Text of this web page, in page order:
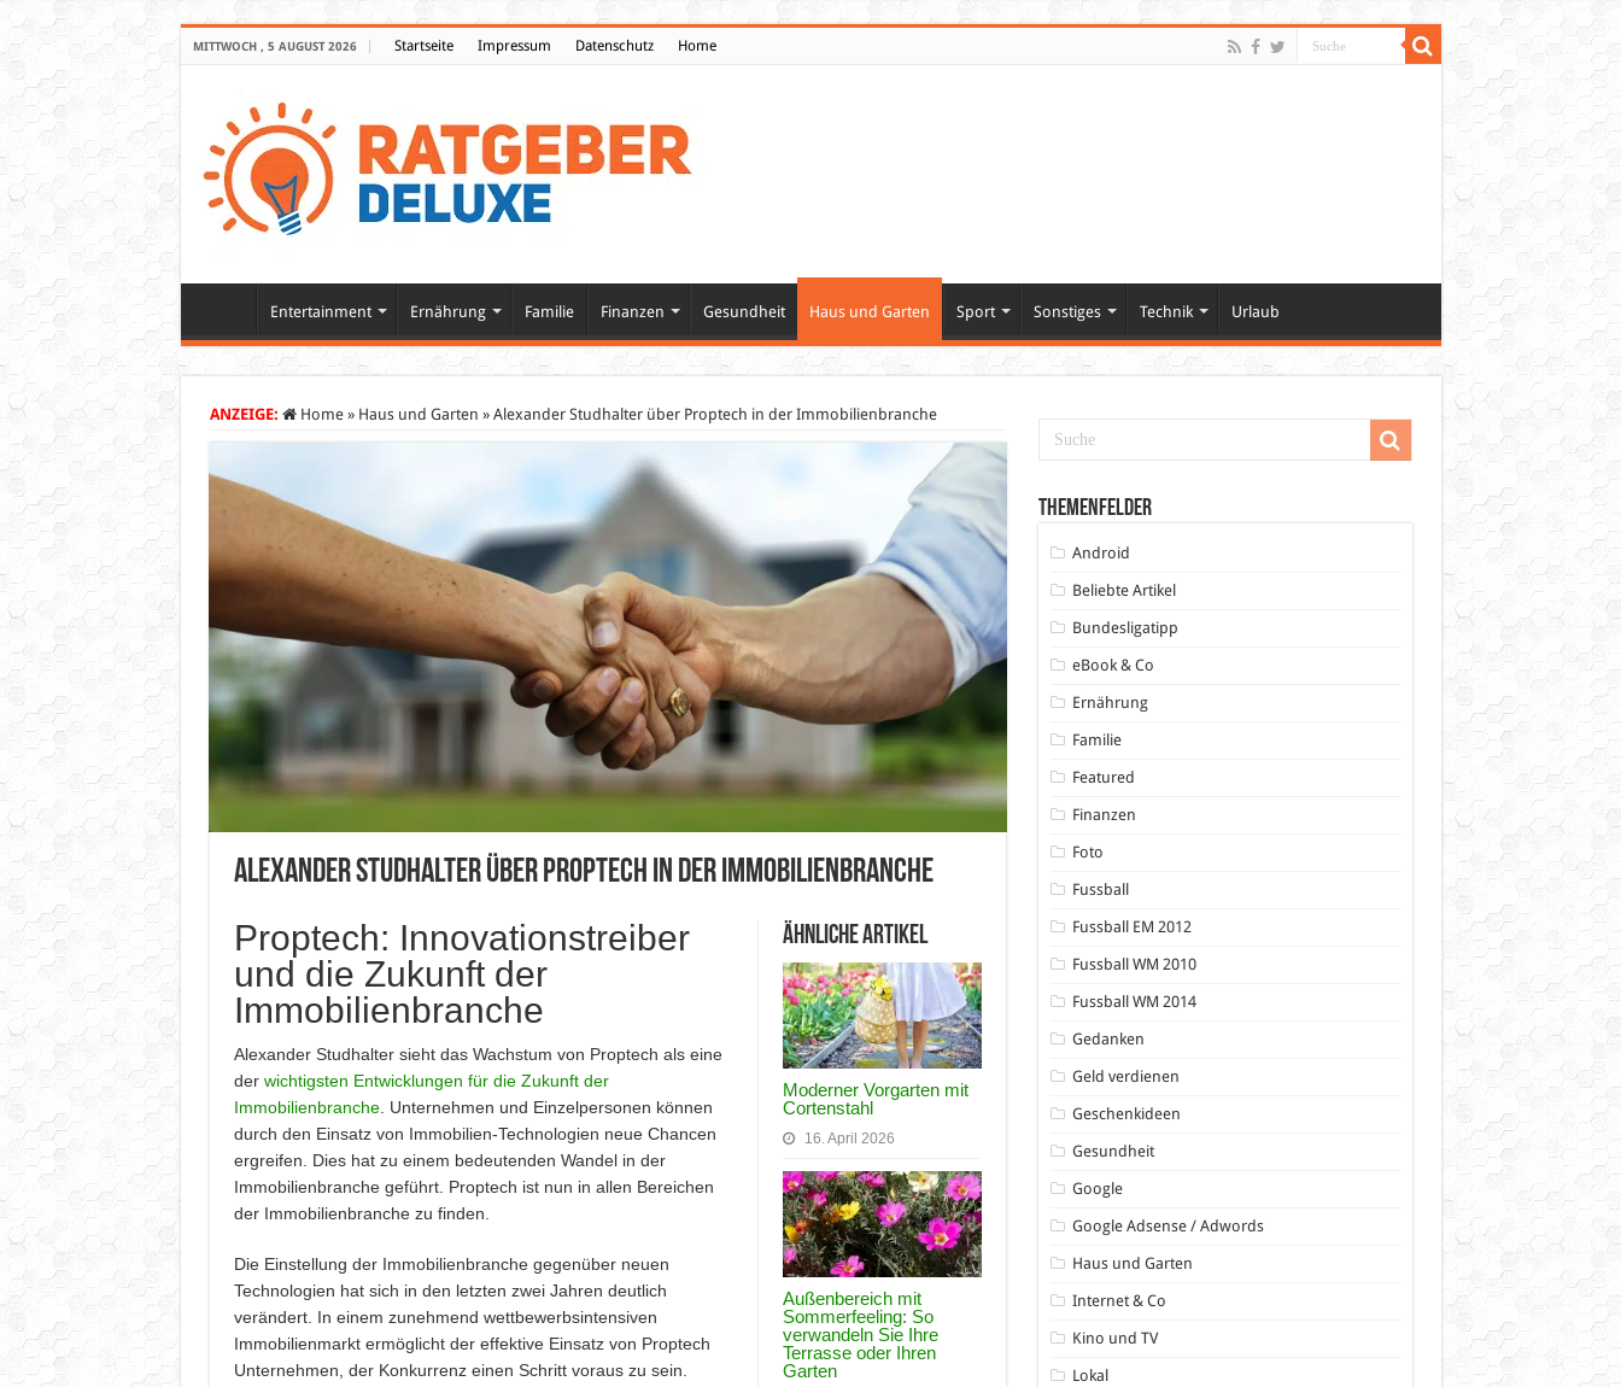
MITTWOCH , 5 AUGUST 2026 Startseite Impressum Datenschutz Home
Entertainment Ernährung Familie Finanzen Gesundheit Haus und Garten Sport Sonstiges Technik Urlaub
ANZEIGE: Home » Haus und Garten » Alexander Studhalter über Proptech in der Immobilienbranche
Alexander Studhalter über Proptech in der Immobilienbranche
Ähnliche Artikel
Moderner Vorgarten mit
Cortenstahl
16. April 2026
Außenbereich mit
Sommerfeeling: So
verwandeln Sie Ihre
Terrasse oder Ihren
Garten
Proptech: Innovationstreiber
und die Zukunft der
Immobilienbranche
Alexander Studhalter sieht das Wachstum von Proptech als eine
der wichtigsten Entwicklungen für die Zukunft der
Immobilienbranche. Unternehmen und Einzelpersonen können
durch den Einsatz von Immobilien-Technologien neue Chancen
ergreifen. Dies hat zu einem bedeutenden Wandel in der
Immobilienbranche geführt. Proptech ist nun in allen Bereichen
der Immobilienbranche zu finden.
Die Einstellung der Immobilienbranche gegenüber neuen
Technologien hat sich in den letzten zwei Jahren deutlich
verändert. In einem zunehmend wettbewerbsintensiven
Immobilienmarkt ermöglicht der effektive Einsatz von Proptech
Unternehmen, der Konkurrenz einen Schritt voraus zu sein.
Themenfelder
Android
Beliebte Artikel
Bundesligatipp
eBook & Co
Ernährung
Familie
Featured
Finanzen
Foto
Fussball
Fussball EM 2012
Fussball WM 2010
Fussball WM 2014
Gedanken
Geld verdienen
Geschenkideen
Gesundheit
Google
Google Adsense / Adwords
Haus und Garten
Internet & Co
Kino und TV
Lokal